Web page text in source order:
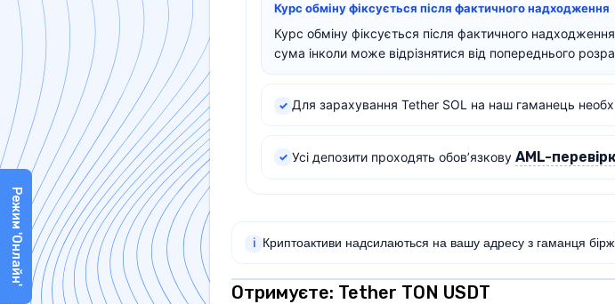
Курс обміну фіксується після фактичного надходження
Курс обміну фіксується після фактичного
сума інколи може відрізнятися від попереднього
✓ Для зарахування Tether SOL на наш гаманець
✓ Усі депозити проходять обов’язкову AML-
ℹ Криптоактиви надсилаються на вашу адресу з гаманця
Отримуєте: Tether TON USDT
Режим 'Онлайн'